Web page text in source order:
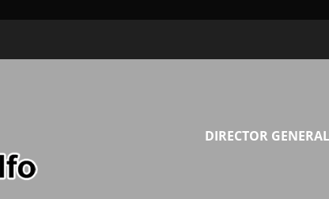
DIRECTOR